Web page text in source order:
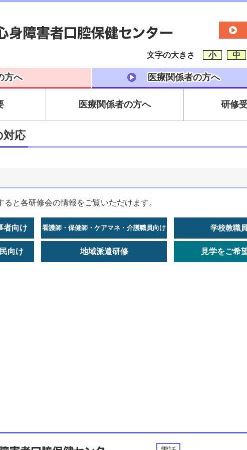
文字の大きさ 小 中
方へ 医療関係者の方へ
医療関係者の方へ 研修
対応
と各研修会の情報をご覧いただけます。
者向け 看護師・保健師・ケアマネ・介護職員向け 学校教職
向け 地域派遣研修 見学をご希